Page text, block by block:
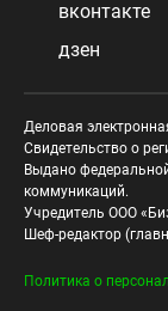
вконтакте
дзен
Деловая
Свидетельство о
Выдано
коммуникаций.
Учредитель ООО
Шеф-редактор
Политика о